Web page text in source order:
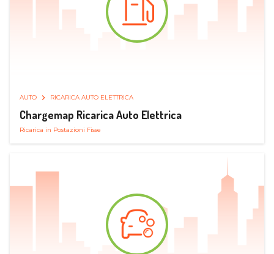
AUTO RICARICA AUTO ELETTRICA
Chargemap Ricarica Auto Elettrica
Ricarica in Postazioni Fisse